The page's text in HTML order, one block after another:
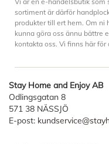
sortiment är därför
produkter till ert hem. Om ni
kunna göra oss ännu bättre
kontakta oss. Vi finns här för
Stay Home and Enjoy AB
Odlingsgatan 8
571 38 NÄSSJÖ
E-post: